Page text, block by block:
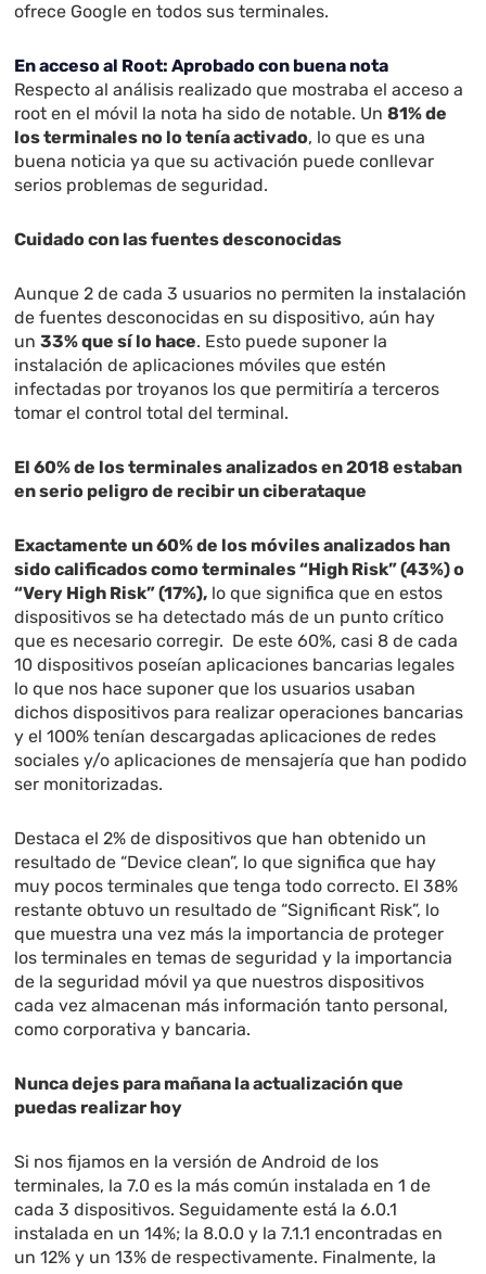
ofrece Google en todos sus terminales.
En acceso al Root: Aprobado con buena nota
Respecto al análisis realizado que mostraba el acceso a
root en el móvil la nota ha sido de notable. Un81% de
los terminales no lo tenía activado, lo que es una
buena noticia ya que su activación puede conllevar
serios problemas de seguridad.
Cuidado con las fuentes desconocidas
Aunque 2 de cada 3 usuarios no permiten la instalación
de fuentes desconocidas en su dispositivo, aún hay
un33% que sí lo hace. Esto puede suponer la
instalación de aplicaciones móviles que estén
infectadas por troyanos los que permitiría a terceros
tomar el control total del terminal.
El 60% de los terminales analizados en 2018 estaban
en serio peligro de recibir un ciberataque
Exactamente un 60% de los móviles analizados han
sido calificados como terminales “High Risk” (43%) o
“Very High Risk” (17%), lo que significa que en estos
dispositivos se ha detectado más de un punto crítico
que es necesario corregir. De este 60%, casi 8 de cada
10 dispositivos poseían aplicaciones bancarias legales
lo que nos hace suponer que los usuarios usaban
dichos dispositivos para realizar operaciones bancarias
y el 100% tenían descargadas aplicaciones de redes
sociales y/o aplicaciones de mensajería que han podido
ser monitorizadas.
Destaca el 2% de dispositivos que han obtenido un
resultado de “Device clean”, lo que significa que hay
muy pocos terminales que tenga todo correcto. El 38%
restante obtuvo un resultado de “Significant Risk”, lo
que muestra una vez más la importancia de proteger
los terminales en temas de seguridad y la importancia
de la seguridad móvil ya que nuestros dispositivos
cada vez almacenan más información tanto personal,
como corporativa y bancaria.
Nunca dejes para mañana la actualización que
puedas realizar hoy
Si nos fijamos en la versión de Android de los
terminales, la 7.0 es la más común instalada en 1 de
cada 3 dispositivos. Seguidamente está la 6.0.1
instalada en un 14%; la 8.0.0 y la 7.1.1 encontradas en
un 12% y un 13% de respectivamente. Finalmente, la